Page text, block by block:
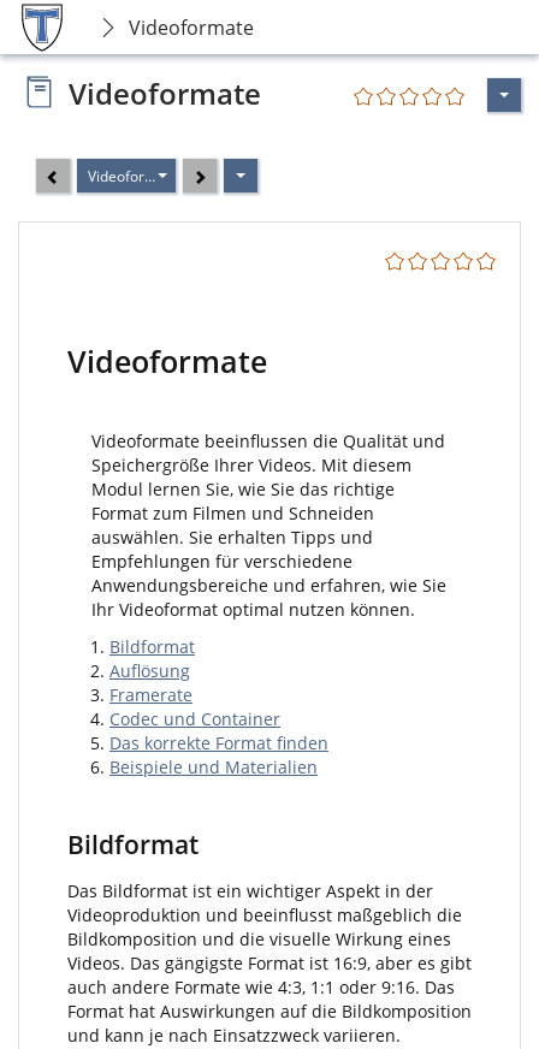
Videoformate
Videoformate
Videoformate
Videoformate
Videoformate beeinflussen die Qualität und
Speichergröße Ihrer Videos. Mit diesem
Modul lernen Sie, wie Sie das richtige
Format zum Filmen und Schneiden
auswählen. Sie erhalten Tipps und
Empfehlungen für verschiedene
Anwendungsbereiche und erfahren, wie Sie
Ihr Videoformat optimal nutzen können.
Bildformat
Auflösung
Framerate
Codec und Container
Das korrekte Format finden
Beispiele und Materialien
Bildformat
Das Bildformat ist ein wichtiger Aspekt in der
Videoproduktion und beeinflusst maßgeblich die
Bildkomposition und die visuelle Wirkung eines
Videos. Das gängigste Format ist 16:9, aber es gibt
auch andere Formate wie 4:3, 1:1 oder 9:16. Das
Format hat Auswirkungen auf die Bildkomposition
und kann je nach Einsatzzweck variieren.